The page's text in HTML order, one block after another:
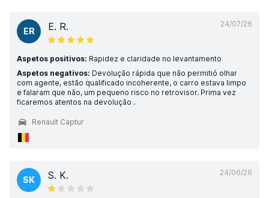
24/07/26
ER E. R.
Aspetos positivos: Rapidez e claridade no levantamento
Aspetos negativos: Devolução rápida que não permitió olhar
com agente, estão qualificado incoherente, o carro estava limpo
e falaram que não, um pequeno risco no retrovisor. Prima vez
ficaremos atentos na devolução .
Renault Captur
24/06/26
SK S. K.